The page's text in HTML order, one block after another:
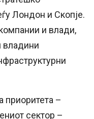
Лондон и Скопје.
и влади,
владини
приоритета –
сектор –